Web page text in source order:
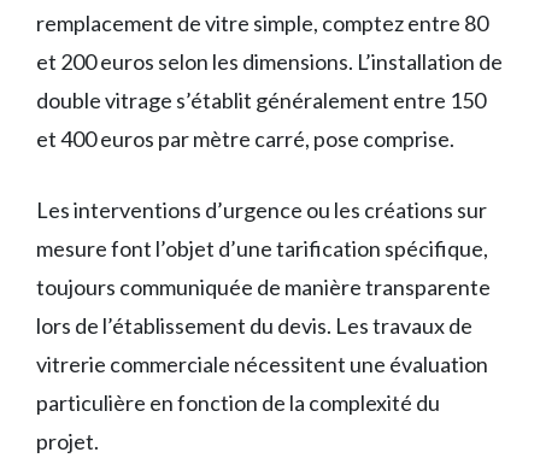
remplacement de vitre simple, comptez entre 80
et 200 euros selon les dimensions. L’installation de
double vitrage s’établit généralement entre 150
et 400 euros par mètre carré, pose comprise.
Les interventions d’urgence ou les créations sur
mesure font l’objet d’une tarification spécifique,
toujours communiquée de manière transparente
lors de l’établissement du devis. Les travaux de
vitrerie commerciale nécessitent une évaluation
particulière en fonction de la complexité du
projet.